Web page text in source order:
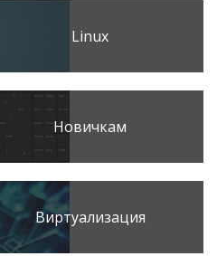
Linux
Новичкам
Виртуализация